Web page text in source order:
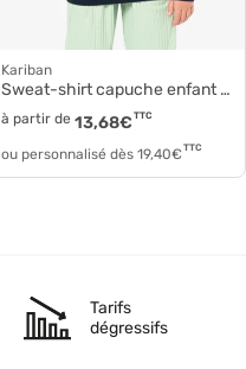
Kariban
Sweat-shirt capuche enfant k477
à partir de 13,68€ TTC
ou personnalisé dès 19,40€ TTC
Tarifs
dégressifs